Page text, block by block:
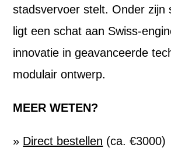
stadsvervoer stelt. Onder zijn
ligt een schat aan Swiss-
innovatie in geavanceerde
modulair ontwerp.
MEER WETEN?
» Direct bestellen (ca. €3000)